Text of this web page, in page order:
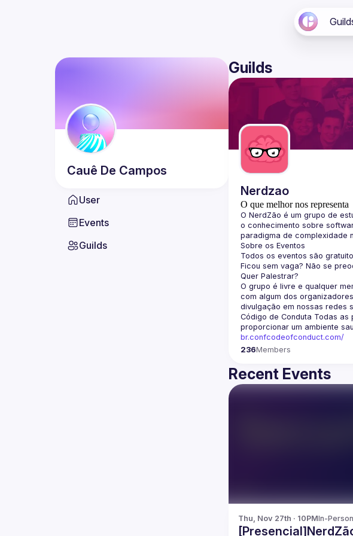
Cauê De Campos
User
Events
Guilds
Guilds
Nerdzao
O que melhor nos representa
O NerdZão é um grupo de
o conhecimento sobre
paradigma de complexidade
Sobre os Eventos
Todos os eventos são
Ficou sem vaga? Não se
Quer Palestrar?
O grupo é livre e qualquer
com algum dos
divulgação em nossas redes
Código de Conduta Todas as
proporcionar um ambiente
br.confcodeofconduct.com/
236Members
Recent Events
Thu, Nov 27th · 10PMIn-Person